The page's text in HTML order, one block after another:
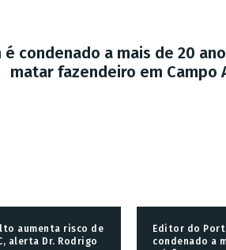
é condenado a mais de 20
matar fazendeiro em Campo
aumenta risco de
alerta Dr. Rodrigo
Editor do
condenado a